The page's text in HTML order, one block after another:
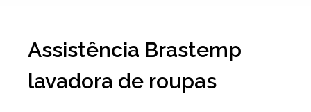
Assistência Brastemp
lavadora de roupas